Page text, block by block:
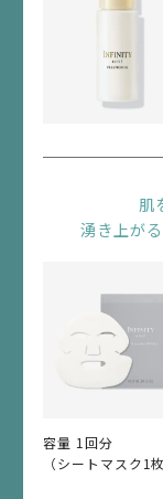
お客さまによ
更されない等
第４条（支払方
1.
（GMO後払い
肌
湧き上が
容量 1回分
（シートマスク1